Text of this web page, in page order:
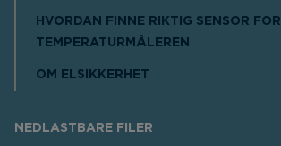
HVORDAN FINNE RIKTIG SENSOR FOR
TEMPERATURMÅLEREN
OM ELSIKKERHET
NEDLASTBARE FILER